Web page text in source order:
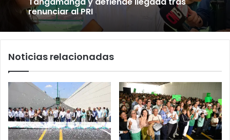
renunciar al PRI
Noticias relacionadas